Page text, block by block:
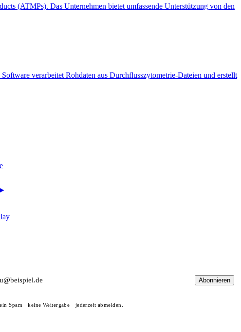
(ATMPs). Das Unternehmen bietet umfassende Unterstützung von den
verarbeitet Rohdaten aus Durchflusszytometrie-Dateien und erstellt
Abonnieren
Spam · keine Weitergabe · jederzeit abmelden.